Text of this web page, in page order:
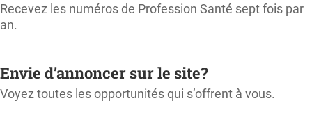
Recevez les numéros de Profession Santé sept fois par
an.
Envie d’annoncer sur le site?
Voyez toutes les opportunités qui s’offrent à vous.